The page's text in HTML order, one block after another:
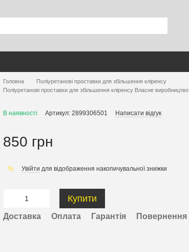
Головна
Поліуретанові проставки для збільшення кліренсу
Поліуретанові проставки для збільшення кліренсу Власне виробництво
В наявності Артикул: 2899306501 Написати відгук
850 грн
% Увійти для відображення накопичувальної знижки
Купити
Доставка Оплата Гарантія Повернення